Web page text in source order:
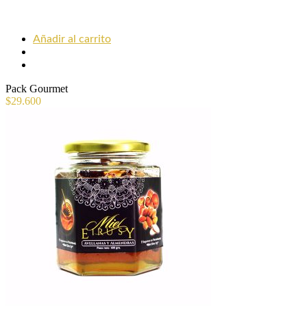
Añadir al carrito
Pack Gourmet
$29.600